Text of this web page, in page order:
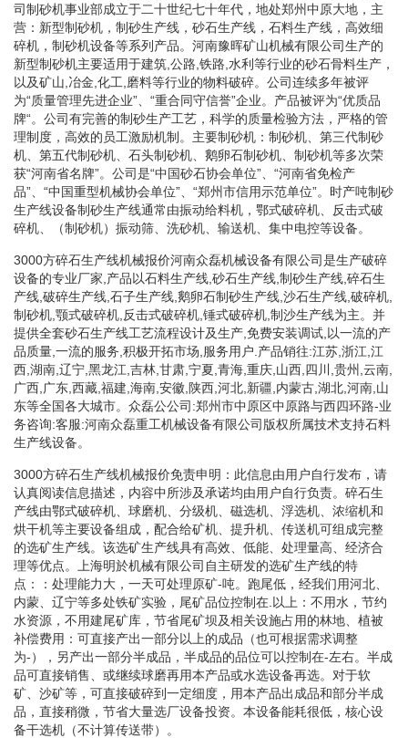
司制砂机事业部成立于二十世纪七十年代，地处郑州中原大地，主
营：新型制砂机，制砂生产线，砂石生产线，石料生产线，高效细
碎机，制砂机设备等系列产品。河南豫晖矿山机械有限公司生产的
新型制砂机主要适用于建筑,公路,铁路,水利等行业的砂石骨料生产，
以及矿山,冶金,化工,磨料等行业的物料破碎。公司连续多年被评
为“质量管理先进企业”、“重合同守信誉”企业。产品被评为“优质品
牌“。公司有完善的制砂生产工艺，科学的质量检验方法，严格的管
理制度，高效的员工激励机制。主要制砂机：制砂机、第三代制砂
机、第五代制砂机、石头制砂机、鹅卵石制砂机、制砂机等多次荣
获“河南省名牌”。公司是“中国砂石协会单位”、“河南省免检产
品”、“中国重型机械协会单位”、“郑州市信用示范单位”。时产吨制砂
生产线设备制砂生产线通常由振动给料机，鄂式破碎机、反击式破
碎机、（制砂机）振动筛、洗砂机、输送机、集中电控等设备。
3000方碎石生产线机械报价河南众磊机械设备有限公司是生产破碎
设备的专业厂家,产品以石料生产线,砂石生产线,制砂生产线,碎石生
产线,破碎生产线,石子生产线,鹅卵石制砂生产线,沙石生产线,破碎机,
制砂机,颚式破碎机,反击式破碎机,锤式破碎机,制沙生产线为主。并
提供全套砂石生产线工艺流程设计及生产,免费安装调试,以一流的产
品质量,一流的服务,积极开拓市场,服务用户.产品销往:江苏,浙江,江
西,湖南,辽宁,黑龙江,吉林,甘肃,宁夏,青海,重庆,山西,四川,贵州,云南,
广西,广东,西藏,福建,海南,安徽,陕西,河北,新疆,内蒙古,湖北,河南,山
东等全国各大城市。众磊公公司:郑州市中原区中原路与西四环路-业
务咨询:客服:河南众磊重工机械设备有限公司版权所属技术支持石料
生产线设备。
3000方碎石生产线机械报价免责申明：此信息由用户自行发布，请
认真阅读信息描述，内容中所涉及承诺均由用户自行负责。碎石生
产线由鄂式破碎机、球磨机、分级机、磁选机、浮选机、浓缩机和
烘干机等主要设备组成，配合给矿机、提升机、传送机可组成完整
的选矿生产线。该选矿生产线具有高效、低能、处理量高、经济合
理等优点。上海明於机械有限公司自主研发的选矿生产线的特
点：：处理能力大，一天可处理原矿-吨。跑尾低，经我们用河北、
内蒙、辽宁等多处铁矿实验，尾矿品位控制在.以上：不用水，节约
水资源，不用建尾矿库，节省尾矿坝及相关设施占用的林地、植被
补偿费用：可直接产出一部分以上的成品（也可根据需求调整
为-），另产出一部分半成品，半成品的品位可以控制在-左右。半成
品可直接销售、或继续球磨再用本产品或水选设备再选。对于软
矿、沙矿等，可直接破碎到一定细度，用本产品出成品和部分半成
品，直接稍微，节省大量选厂设备投资。本设备能耗很低，核心设
备干选机（不计算传送带）。